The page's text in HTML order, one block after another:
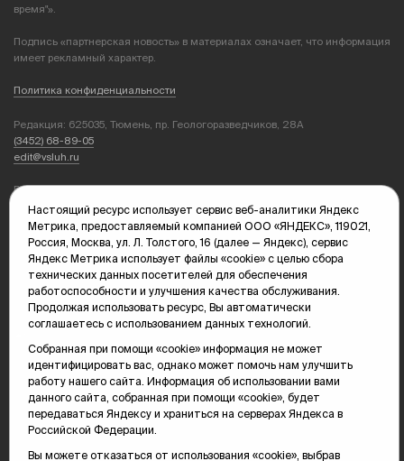
время"».
Подпись «партнерская новость» в материалах означает, что информация
имеет рекламный характер.
Политика конфиденциальности
Редакция: 625035, Тюмень, пр. Геологоразведчиков, 28А
(3452) 68-89-05
edit@vsluh.ru
Главный редактор: Панкина Т.Ю.
kika@vsluh.ru
По вопросам рекламы:
(3452) 68-89-78
kotovaev@sibinformburo.ru
mim@vsluh.ru
© 2000-2026 Тюменская интернет-газета «Вслух.ру»
Карта сайта
Настоящий ресурс использует сервис веб-аналитики Яндекс
Метрика, предоставляемый компанией ООО «ЯНДЕКС», 119021,
Россия, Москва, ул. Л. Толстого, 16 (далее — Яндекс), сервис
Яндекс Метрика использует файлы «cookie» с целью сбора
технических данных посетителей для обеспечения
работоспособности и улучшения качества обслуживания.
Продолжая использовать ресурс, Вы автоматически
соглашаетесь с использованием данных технологий.
Собранная при помощи «cookie» информация не может
идентифицировать вас, однако может помочь нам улучшить
работу нашего сайта. Информация об использовании вами
данного сайта, собранная при помощи «cookie», будет
передаваться Яндексу и храниться на серверах Яндекса в
Российской Федерации.
Вы можете отказаться от использования «cookie», выбрав